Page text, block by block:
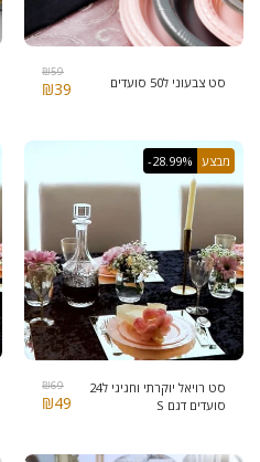
סט צבעוני ל50 סועדים
₪59
₪39
מבצע -28.99%
סט רויאל יוקרתי וחגיגי ל24
סועדים דגם S
₪69
₪49